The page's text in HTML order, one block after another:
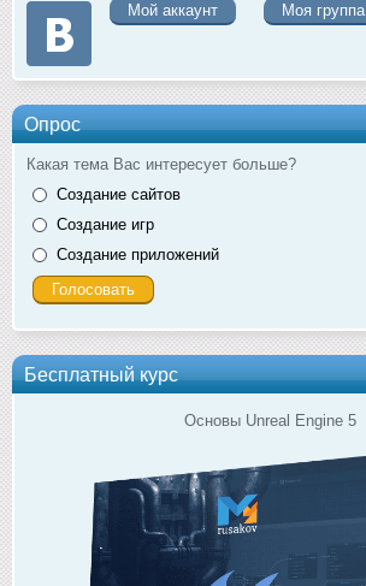
Мой аккаунт
Моя группа
Опрос
Какая тема Вас интересует больше?
Создание сайтов
Создание игр
Создание приложений
Бесплатный курс
Основы Unreal Engine 5